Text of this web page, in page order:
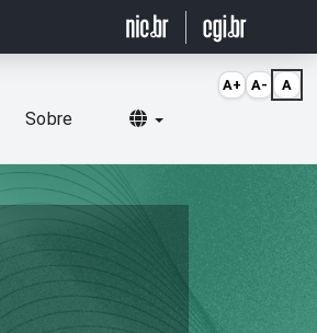
Sobre Selecionar idioma
A+ A- A